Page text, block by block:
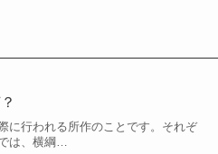
に行われる所作のことです。それぞ
は、横綱…